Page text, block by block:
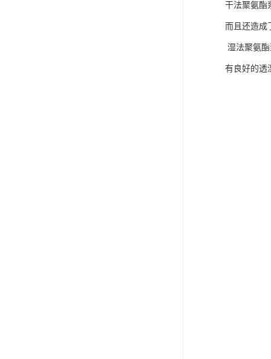
干法聚氨酯
而且还造成
湿法聚氨
有良好的透